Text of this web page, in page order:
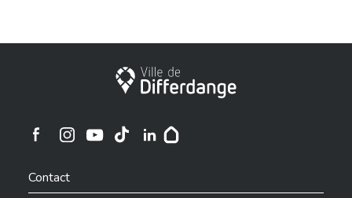
Ville de Differdange
Ville de Differdange sur Instagram
Contact